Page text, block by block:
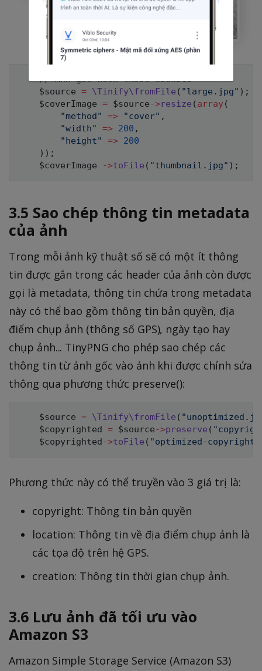
// Ảnh gốc kích thước 320x210
$source = \Tinify\fromFile ( "large.jpg" ) ;
$coverImage = $source->resize ( array (
"method"
=> "cover" ,
"width"
=> 200 ,
"height"
=> 200
) ) ;
$coverImage
->toFile ( "thumbnail.jpg" ) ;
3.5 Sao chép thông tin metadata
của ảnh
Trong mỗi ảnh kỹ thuật số sẽ có một ít thông
tin được gắn trong các header của ảnh còn được
gọi là metadata, thông tin chứa trong metadata
này có thể bao gồm thông tin bản quyền, địa
điểm chụp ảnh (thông số GPS), ngày tạo hay
chụp ảnh... TinyPNG cho phép sao chép các
thông tin từ ảnh gốc vào ảnh khi được chỉnh sửa
thông qua phương thức preserve():
$source = \Tinify\fromFile (
$copyrighted
= $source->preserve (
$copyrighted ->toFile ( "optimized-
Phương thức này có thể truyền vào 3 giá trị là:
copyright: Thông tin bản quyền
location: Thông tin về địa điểm chụp ảnh là
các tọa độ trên hệ GPS.
creation: Thông tin thời gian chụp ảnh.
3.6 Lưu ảnh đã tối ưu vào
Amazon S3
Amazon Simple Storage Service (Amazon S3)